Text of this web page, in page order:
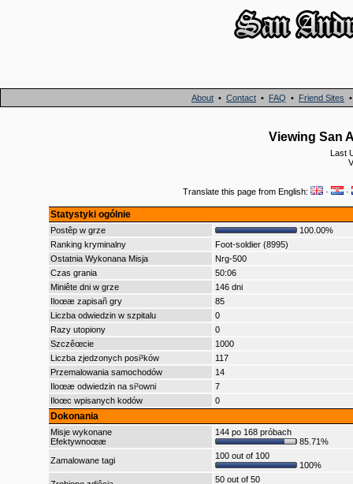
About • Contact • FAQ • Friend Sites
Viewing San
Last
Translate this page from English: · ·
Statystyki ogólnie
Postêp w grze
100.00%
Ranking kryminalny
Foot-soldier (8995)
Ostatnia Wykonana Misja
Nrg-500
Czas grania
50:06
Miniête dni w grze
146 dni
Iloœæ zapisañ gry
85
Liczba odwiedzin w szpitalu
0
Razy utopiony
0
Szczêœcie
1000
Liczba zjedzonych posi³ków
117
Przemalowania samochodów
14
Iloœæ odwiedzin na si³owni
7
Iloœc wpisanych kodów
0
Dokonania
Misje wykonane
Efektywnoœæ
144 po 168 próbach
85.71%
Zamalowane tagi
100 out of 100
100%
50 out of 50